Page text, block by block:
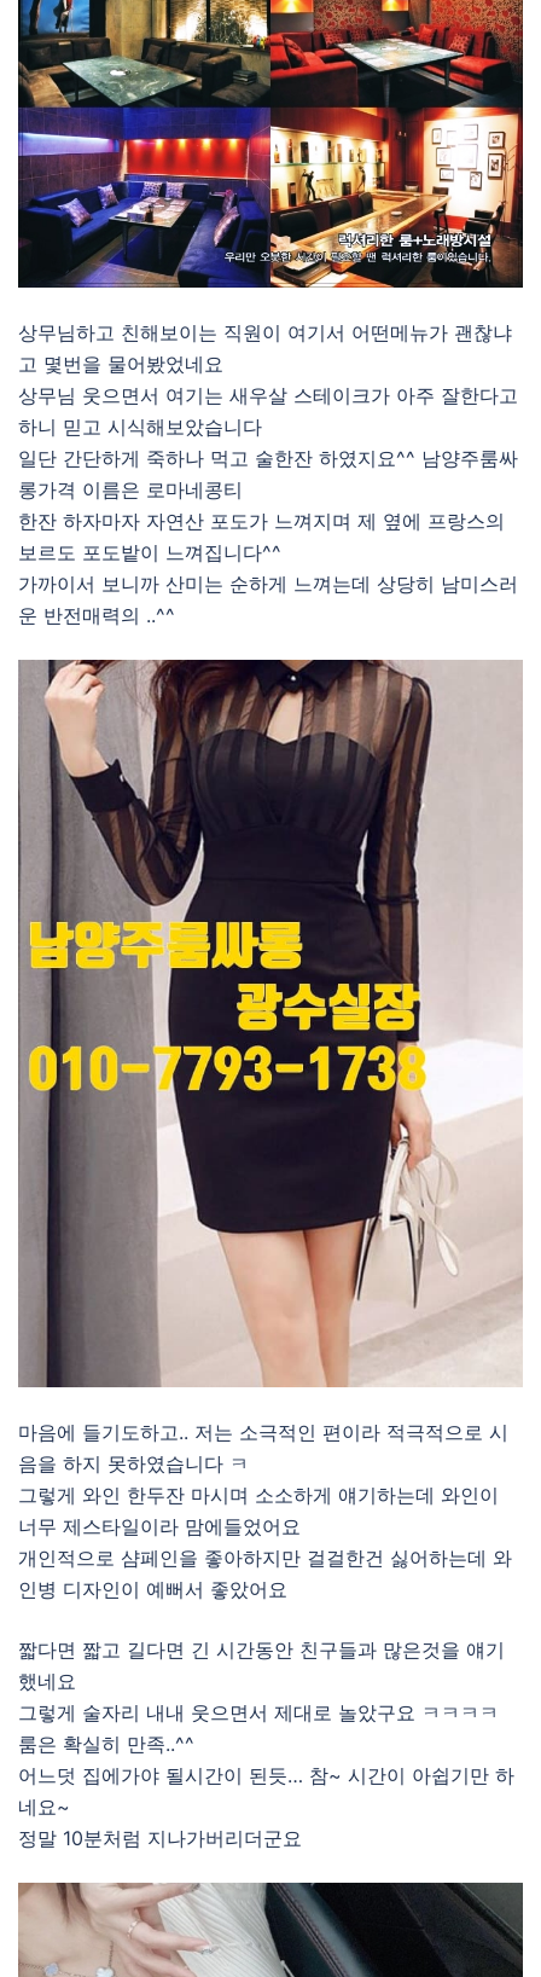
상무님하고 친해보이는 직원이 여기서 어떤메뉴가 괜찮냐
고 몇번을 물어봤었네요
상무님 웃으면서 여기는 새우살 스테이크가 아주 잘한다고
하니 믿고 시식해보았습니다
일단 간단하게 죽하나 먹고 술한잔 하였지요^^ 남양주룸싸
롱가격 이름은 로마네콩티
한잔 하자마자 자연산 포도가 느껴지며 제 옆에 프랑스의
보르도 포도밭이 느껴집니다^^
가까이서 보니까 산미는 순하게 느껴는데 상당히 남미스러
운 반전매력의 ..^^
마음에 들기도하고.. 저는 소극적인 편이라 적극적으로 시
음을 하지 못하였습니다 ㅋ
그렇게 와인 한두잔 마시며 소소하게 얘기하는데 와인이
너무 제스타일이라 맘에들었어요
개인적으로 샴페인을 좋아하지만 걸걸한건 싫어하는데 와
인병 디자인이 예뻐서 좋았어요
짧다면 짧고 길다면 긴 시간동안 친구들과 많은것을 얘기
했네요
그렇게 술자리 내내 웃으면서 제대로 놀았구요 ㅋㅋㅋㅋ
룸은 확실히 만족..^^
어느덧 집에가야 될시간이 된듯… 참~ 시간이 아쉽기만 하
네요~
정말 10분처럼 지나가버리더군요